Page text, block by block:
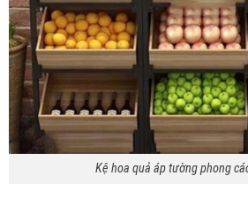
Kệ hoa quả áp tường phong